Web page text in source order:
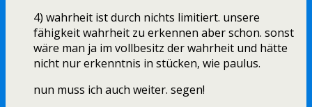
4) wahrheit ist durch nichts limitiert. unsere
fähigkeit wahrheit zu erkennen aber schon. sonst
wäre man ja im vollbesitz der wahrheit und hätte
nicht nur erkenntnis in stücken, wie paulus.
nun muss ich auch weiter. segen!